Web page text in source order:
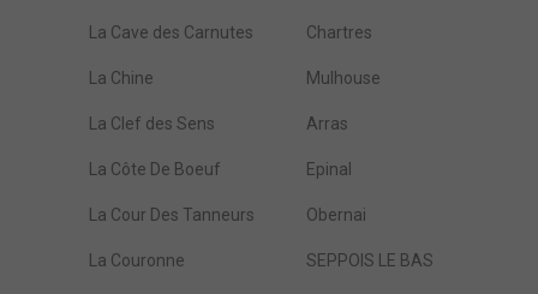
La Cave des Carnutes Chartres
La Chine Mulhouse
La Clef des Sens Arras
La Côte De Boeuf Epinal
La Cour Des Tanneurs Obernai
La Couronne SEPPOIS LE BAS